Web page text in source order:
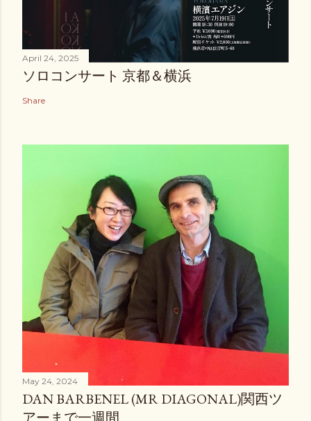
April 24, 2025
ソロコンサート 京都＆横浜
Share
May 24, 2024
DAN BARBENEL (MR DIAGONAL)関西ツ